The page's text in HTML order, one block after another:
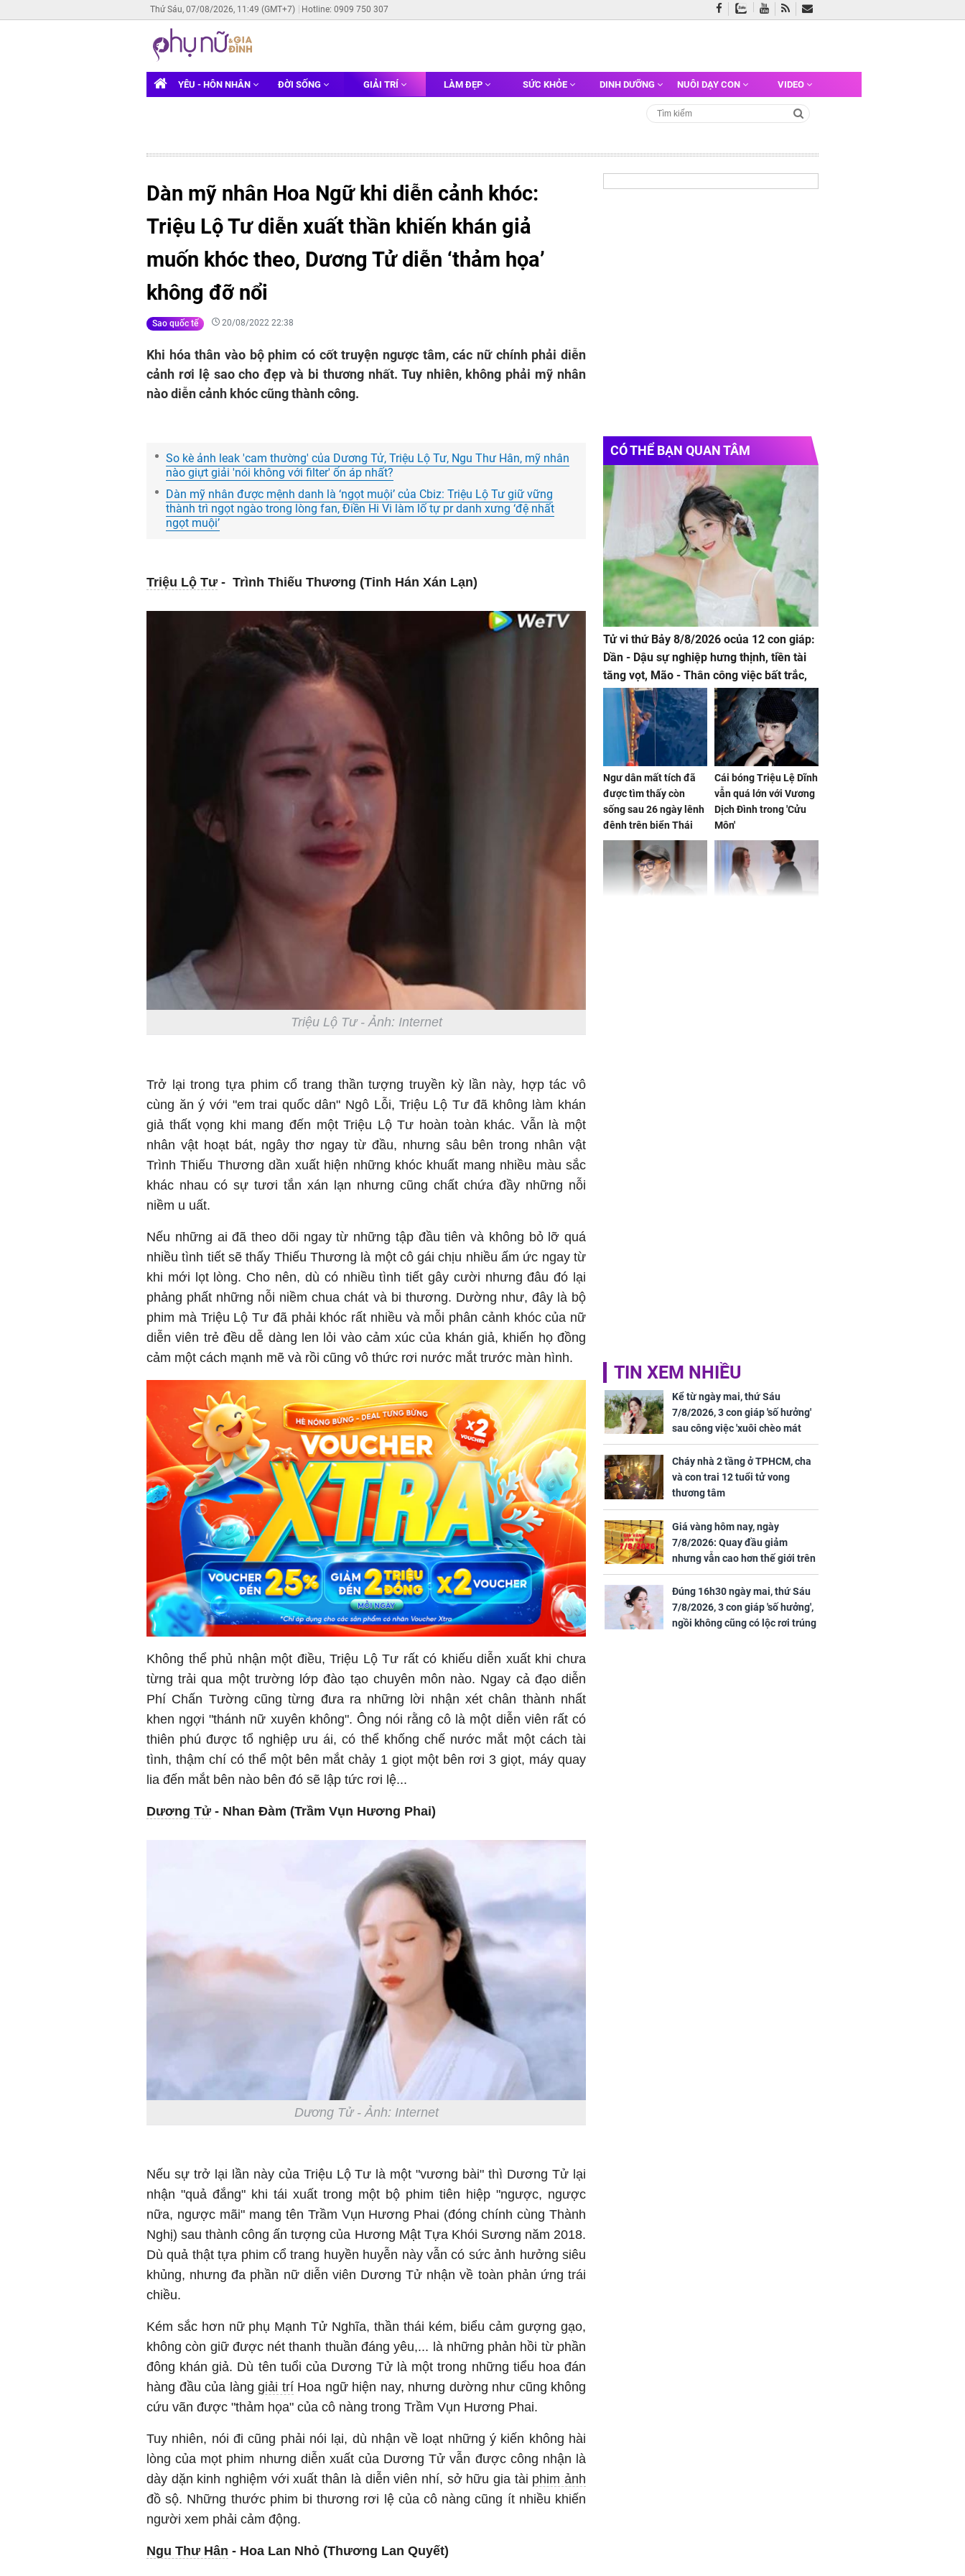
Thứ Sáu, 07/08/2026, 11:49 (GMT+7) Hotline: 0909 750 307
YÊU - HÔN NHÂN ĐỜI SỐNG GIẢI TRÍ LÀM ĐẸP SỨC KHỎE DINH DƯỠNG NUÔI DẠY CON VIDEO
Dàn mỹ nhân Hoa Ngữ khi diễn cảnh khóc:
Triệu Lộ Tư diễn xuất thần khiến khán giả
muốn khóc theo, Dương Tử diễn ‘thảm họa’
không đỡ nổi
Sao quốc tế 20/08/2022 22:38
Khi hóa thân vào bộ phim có cốt truyện ngược tâm, các nữ chính phải diễn
cảnh rơi lệ sao cho đẹp và bi thương nhất. Tuy nhiên, không phải mỹ nhân
nào diễn cảnh khóc cũng thành công.
So kè ảnh leak 'cam thường' của Dương Tử, Triệu Lộ Tư, Ngu Thư Hân, mỹ nhân
nào giựt giải 'nói không với filter' ổn áp nhất?
Dàn mỹ nhân được mệnh danh là ‘ngọt muội’ của Cbiz: Triệu Lộ Tư giữ vững
thành trì ngọt ngào trong lòng fan, Điền Hi Vi làm lố tự pr danh xưng ‘đệ nhất
ngọt muội’
Triệu Lộ Tư - Trình Thiếu Thương (Tinh Hán Xán Lạn)
Triệu Lộ Tư - Ảnh: Internet
Trở lại trong tựa phim cổ trang thần tượng truyền kỳ lần này, hợp tác vô
cùng ăn ý với "em trai quốc dân" Ngô Lỗi, Triệu Lộ Tư đã không làm khán
giả thất vọng khi mang đến một Triệu Lộ Tư hoàn toàn khác. Vẫn là một
nhân vật hoạt bát, ngây thơ ngay từ đầu, nhưng sâu bên trong nhân vật
Trình Thiếu Thương dần xuất hiện những khóc khuất mang nhiều màu sắc
khác nhau có sự tươi tắn xán lạn nhưng cũng chất chứa đầy những nỗi
niềm u uất.
Nếu những ai đã theo dõi ngay từ những tập đầu tiên và không bỏ lỡ quá
nhiều tình tiết sẽ thấy Thiếu Thương là một cô gái chịu nhiều ấm ức ngay từ
khi mới lọt lòng. Cho nên, dù có nhiều tình tiết gây cười nhưng đâu đó lại
phảng phất những nỗi niềm chua chát và bi thương. Dường như, đây là bộ
phim mà Triệu Lộ Tư đã phải khóc rất nhiều và mỗi phân cảnh khóc của nữ
diễn viên trẻ đều dễ dàng len lỏi vào cảm xúc của khán giả, khiến họ đồng
cảm một cách mạnh mẽ và rồi cũng vô thức rơi nước mắt trước màn hình.
Không thể phủ nhận một điều, Triệu Lộ Tư rất có khiếu diễn xuất khi chưa
từng trải qua một trường lớp đào tạo chuyên môn nào. Ngay cả đạo diễn
Phí Chấn Tường cũng từng đưa ra những lời nhận xét chân thành nhất
khen ngợi "thánh nữ xuyên không". Ông nói rằng cô là một diễn viên rất có
thiên phú được tổ nghiệp ưu ái, có thể khống chế nước mắt một cách tài
tình, thậm chí có thể một bên mắt chảy 1 giọt một bên rơi 3 giọt, máy quay
lia đến mắt bên nào bên đó sẽ lập tức rơi lệ...
Dương Tử - Nhan Đàm (Trầm Vụn Hương Phai)
Dương Tử - Ảnh: Internet
Nếu sự trở lại lần này của Triệu Lộ Tư là một "vương bài" thì Dương Tử lại
nhận "quả đắng" khi tái xuất trong một bộ phim tiên hiệp "ngược, ngược
nữa, ngược mãi" mang tên Trầm Vụn Hương Phai (đóng chính cùng Thành
Nghị) sau thành công ấn tượng của Hương Mật Tựa Khói Sương năm 2018.
Dù quả thật tựa phim cổ trang huyền huyễn này vẫn có sức ảnh hưởng siêu
khủng, nhưng đa phần nữ diễn viên Dương Tử nhận về toàn phản ứng trái
chiều.
Kém sắc hơn nữ phụ Mạnh Tử Nghĩa, thần thái kém, biểu cảm gượng gạo,
không còn giữ được nét thanh thuần đáng yêu,... là những phản hồi từ phần
đông khán giả. Dù tên tuổi của Dương Tử là một trong những tiểu hoa đán
hàng đầu của làng giải tríHoa ngữ hiện nay, nhưng dường như cũng không
cứu vãn được "thảm họa" của cô nàng trong Trầm Vụn Hương Phai.
Tuy nhiên, nói đi cũng phải nói lại, dù nhận về loạt những ý kiến không hài
lòng của mọt phim nhưng diễn xuất của Dương Tử vẫn được công nhận là
dày dặn kinh nghiệm với xuất thân là diễn viên nhí, sở hữu gia tài phim ảnh
đồ sộ. Những thước phim bi thương rơi lệ của cô nàng cũng ít nhiều khiến
người xem phải cảm động.
Ngu Thư Hân - Hoa Lan Nhỏ (Thương Lan Quyết)
CÓ THỂ BẠN QUAN TÂM
Tử vi thứ Bảy 8/8/2026 ocủa 12 con giáp:
Dần - Dậu sự nghiệp hưng thịnh, tiền tài
tăng vọt, Mão - Thân công việc bất trắc,
tiền mất tật mang
Ngư dân mất tích đã
được tìm thấy còn
sống sau 26 ngày lênh
đênh trên biển Thái
Bình Dương
Cái bóng Triệu Lệ Dĩnh
vẫn quá lớn với Vương
Dịch Đình trong 'Cửu
Môn'
TIN XEM NHIỀU
Kể từ ngày mai, thứ Sáu
7/8/2026, 3 con giáp 'số hưởng'
sau công việc 'xuôi chèo mát
mái', tiền tài 'thu về như nước',
tình duyên viên mãn
Cháy nhà 2 tầng ở TPHCM, cha
và con trai 12 tuổi tử vong
thương tâm
Giá vàng hôm nay, ngày
7/8/2026: Quay đầu giảm
nhưng vẫn cao hơn thế giới trên
7 triệu đồng
Đúng 16h30 ngày mai, thứ Sáu
7/8/2026, 3 con giáp 'số hưởng',
ngồi không cũng có lộc rơi trúng